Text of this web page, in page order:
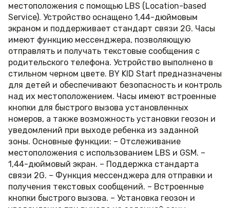
местоположения с помощью LBS (Location-based
Service). Устройство оснащено 1,44-дюймовым
экраном и поддерживает стандарт связи 2G. Часы
имеют функцию мессенджера, позволяющую
отправлять и получать текстовые сообщения с
родительского телефона. Устройство выполнено в
стильном черном цвете. BY KID Start предназначены
для детей и обеспечивают безопасность и контроль
над их местоположением. Часы имеют встроенные
кнопки для быстрого вызова установленных
номеров, а также возможность установки геозон и
уведомлений при выходе ребенка из заданной
зоны. Основные функции: – Отслеживание
местоположения с использованием LBS и GSM. –
1,44-дюймовый экран. – Поддержка стандарта
связи 2G. – Функция мессенджера для отправки и
получения текстовых сообщений. – Встроенные
кнопки быстрого вызова. – Установка геозон и